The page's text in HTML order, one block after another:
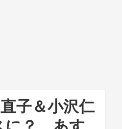
子＆小沢仁